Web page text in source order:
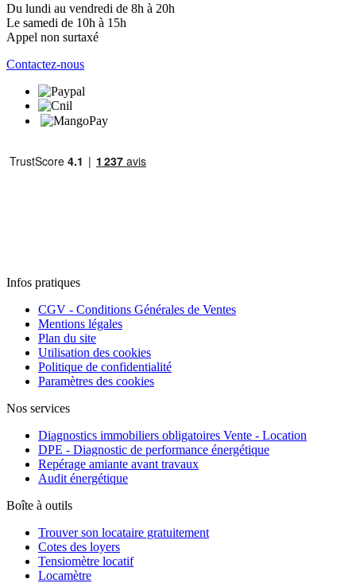
Du lundi au vendredi de 8h à 20h
Le samedi de 10h à 15h
Appel non surtaxé
Contactez-nous
Infos pratiques
CGV - Conditions Générales de Ventes
Mentions légales
Plan du site
Utilisation des cookies
Politique de confidentialité
Paramètres des cookies
Nos services
Diagnostics immobiliers obligatoires Vente - Location
DPE - Diagnostic de performance énergétique
Repérage amiante avant travaux
Audit énergétique
Boîte à outils
Trouver son locataire gratuitement
Cotes des loyers
Tensiomètre locatif
Locamètre